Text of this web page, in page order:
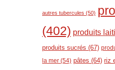
autres tubercules (50)
(402) produits
produits sucrés (67)
la mer (54) pâtes (64) riz